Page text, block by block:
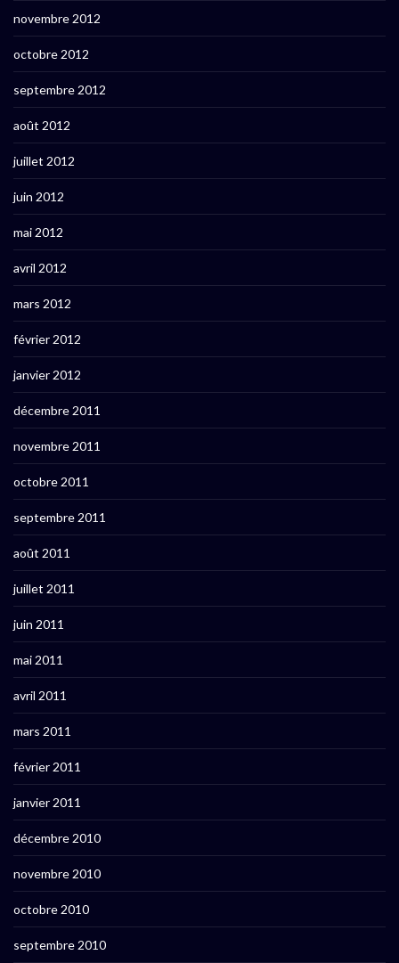
novembre 2012
octobre 2012
septembre 2012
août 2012
juillet 2012
juin 2012
mai 2012
avril 2012
mars 2012
février 2012
janvier 2012
décembre 2011
novembre 2011
octobre 2011
septembre 2011
août 2011
juillet 2011
juin 2011
mai 2011
avril 2011
mars 2011
février 2011
janvier 2011
décembre 2010
novembre 2010
octobre 2010
septembre 2010